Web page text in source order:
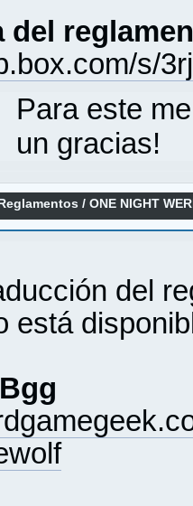
del
s/
Para este
un gracias!
/ONE NIGHT
del
está